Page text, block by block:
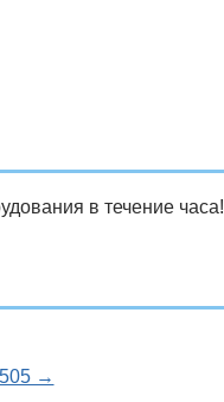
в течение часа!
→